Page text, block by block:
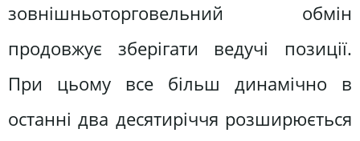
зовнішньоторговельний обмін
продовжує зберігати ведучі позиції.
При цьому все більш динамічно в
останні два десятиріччя розширюється